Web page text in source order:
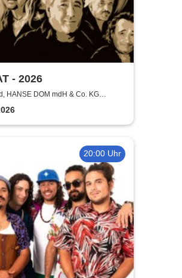
- 2026
HANSE DOM mdH & Co. KG
20:00 Uhr